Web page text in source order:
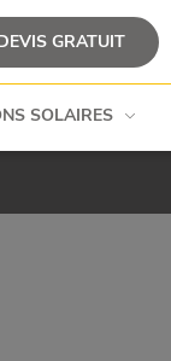
GRATUIT
SOLAIRES